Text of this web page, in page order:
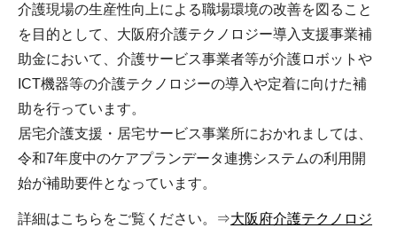
介護現場の生産性向上による職場環境の改善を図ること
を目的として、大阪府介護テクノロジー導入支援事業補
助金において、介護サービス事業者等が介護ロボットや
ICT機器等の介護テクノロジーの導入や定着に向けた補
助を行っています。
居宅介護支援・居宅サービス事業所におかれましては、
令和7年度中のケアプランデータ連携システムの利用開
始が補助要件となっています。
詳細はこちらをご覧ください。⇒大阪府介護テクノロジ